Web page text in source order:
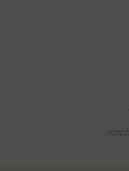
של מיקוליביה תעזור
החיים - ולהתאים עבורך